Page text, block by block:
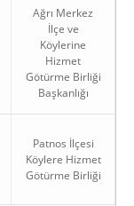
Ağrı Merkez
İlçe ve
Köylerine
Hizmet
Götürme Birliği
Başkanlığı
Patnos İlçesi
Köylere Hizmet
Götürme Birliği